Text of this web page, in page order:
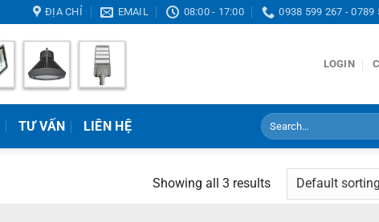
ĐỊA CHỈ EMAIL 08:00 - 17:00 0938 599 267 - 0789
LOGIN
TƯ VẤN LIÊN HỆ
Search
for:
Showing all 3 results